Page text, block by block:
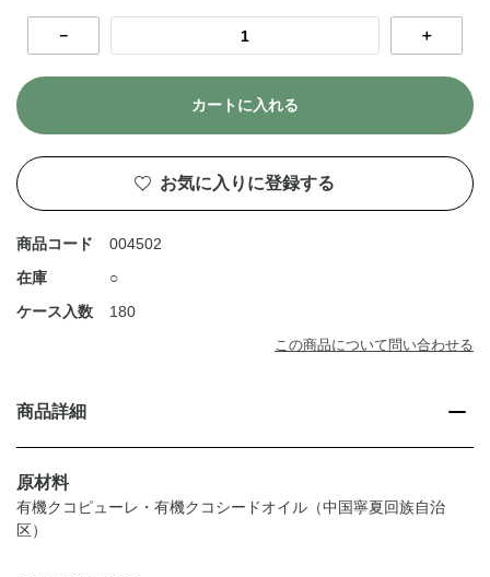
－ ＋
カートに入れる
お気に入りに登録する
商品コード
004502
在庫
○
ケース入数
180
この商品について問い合わせる
商品詳細
原材料
有機クコピューレ・有機クコシードオイル（中国寧夏回族自治
区）